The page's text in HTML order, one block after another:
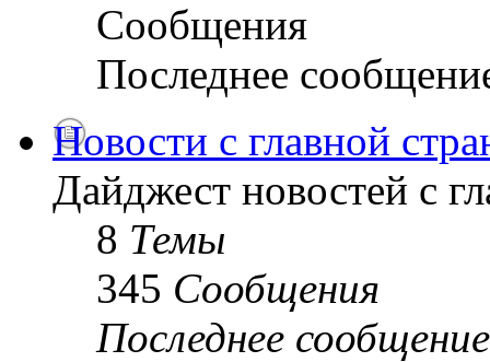
Сообщения
Последнее
Новости с главной
Дайджест новостей с
8 Темы
345 Сообщения
Последнее сообщение